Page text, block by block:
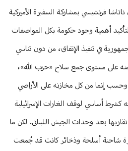
فرنشيسي بمشاركة السفيرة الأميركية
أهمية وجود حكومة بكل المواصفات
في تنفيذ الإتفاق، من دون تناسي
على مستوى جمع سلاح «حزب الله»،
إنما من كل مخازنه على الأراضي
كشرط أساسي لوقف الغارات الإسرائيلية
بعد وحدات الجيش اللبناني. لكن ما
شاحنة أسلحة وذخائر كانت قد جُمعت